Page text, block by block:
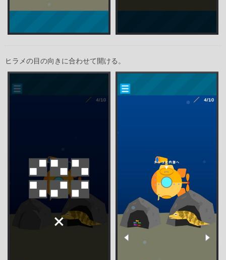
ヒラメの目の向きに合わせて開ける。